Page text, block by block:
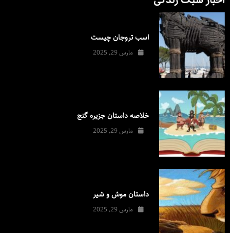
اسب تروجان چیست
مارس 29, 2025
خلاصه داستان جزیره گنج
مارس 29, 2025
داستان موش و شیر
مارس 29, 2025